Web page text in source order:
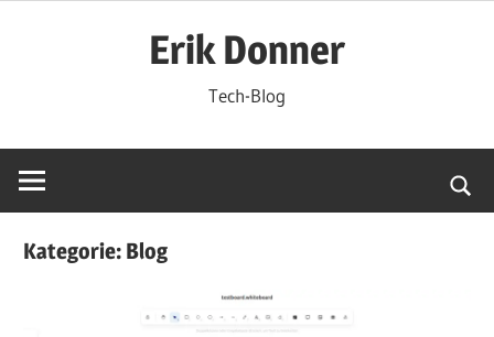
Erik Donner
Tech-Blog
Kategorie: Blog